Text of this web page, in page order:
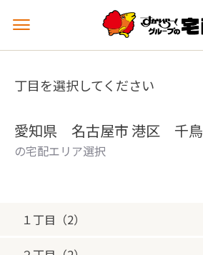
メ
ュ
を
丁目を選択してください
愛知県 名古屋市 港区 千鳥
の宅配エリア選択
１丁目（2）